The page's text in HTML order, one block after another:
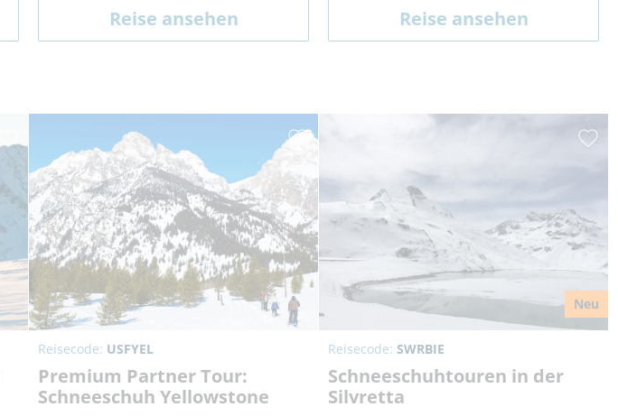
Reise ansehen Reise ansehen
Reisecode: USFYEL
Premium Partner Tour:
Schneeschuh Yellowstone
Neu
Reisecode: SWRBIE
Schneeschuhtouren in der
Silvretta